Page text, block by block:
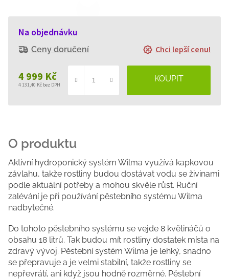
4 999 Kč
4 131,40 Kč bez DPH
cena:
Na objednávku
Ceny doručení Chci lepší cenu!
Aktivní hydroponický systém Wilma využívá kapkovou
závlahu, takže rostliny budou dostávat vodu se živinami
podle aktuální potřeby a mohou skvěle růst. Ruční
zalévání je při používání pěstebního systému Wilma
nadbytečné.
Do tohoto pěstebního systému se vejde 8 květináčů o
obsahu 18 litrů. Tak budou mít rostliny dostatek místa na
zdravý vývoj. Pěstební systém Wilma je lehký, snadno
se přepravuje a je velmi stabilní, takže rostliny se
nepřevrátí, ani když jsou hodně rozměrné. Pěstební